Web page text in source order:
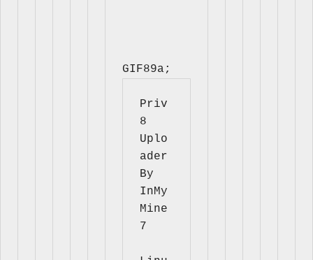
GIF89a;
Priv
8
Uplo
ader
By
InMy
Mine
7